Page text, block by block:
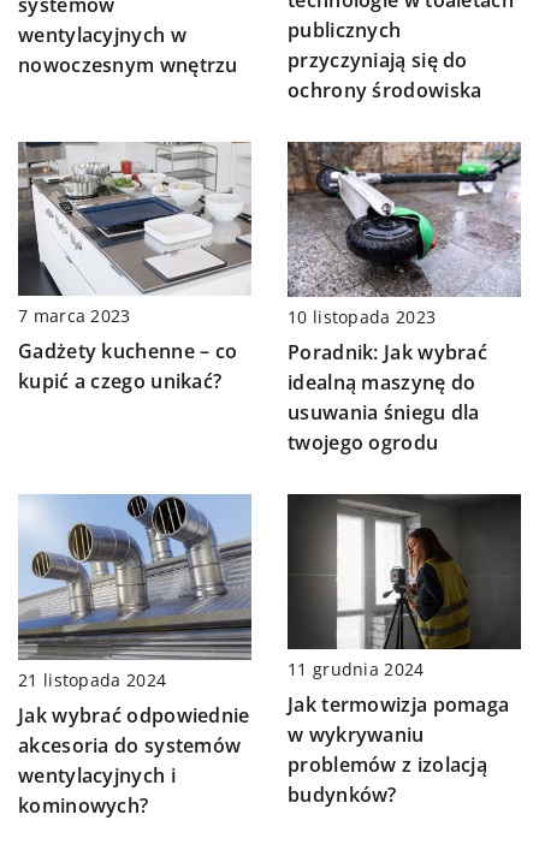
wentylacyjnych w
nowoczesnym wnętrzu
publicznych
przyczyniają się do
ochrony środowiska
7 marca 2023
Gadżety kuchenne – co
kupić a czego unikać?
10 listopada 2023
Poradnik: Jak wybrać
idealną maszynę do
usuwania śniegu dla
twojego ogrodu
21 listopada 2024
Jak wybrać odpowiednie
akcesoria do systemów
wentylacyjnych i
kominowych?
11 grudnia 2024
Jak termowizja pomaga
w wykrywaniu
problemów z izolacją
budynków?